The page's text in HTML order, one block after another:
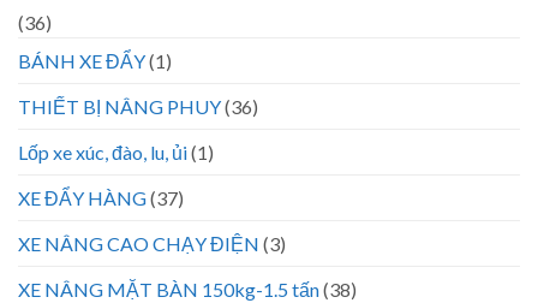
(36)
BÁNH XE ĐẨY(1)
THIẾT BỊ NÂNG PHUY(36)
Lốp xe xúc, đào, lu, ủi(1)
XE ĐẨY HÀNG(37)
XE NÂNG CAO CHẠY ĐIỆN (3)
XE NÂNG MẶT BÀN 150kg-1.5 tấn(38)